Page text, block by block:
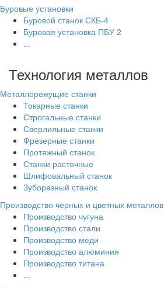
Буровые установки
Буровой станок СКБ-4
Буровая установка ПБУ 2
...
Технология металлов
Металлорежущие станки
Токарные станки
Строгальные станки
Сверлильные станки
Фрезерные станки
Протяжный станок
Станки расточные
Шлифовальный станок
Зуборезный станок
Производство чёрных и цветных металлов
Производство чугуна
Производство стали
Производство меди
Производство алюминия
Производство титана
...